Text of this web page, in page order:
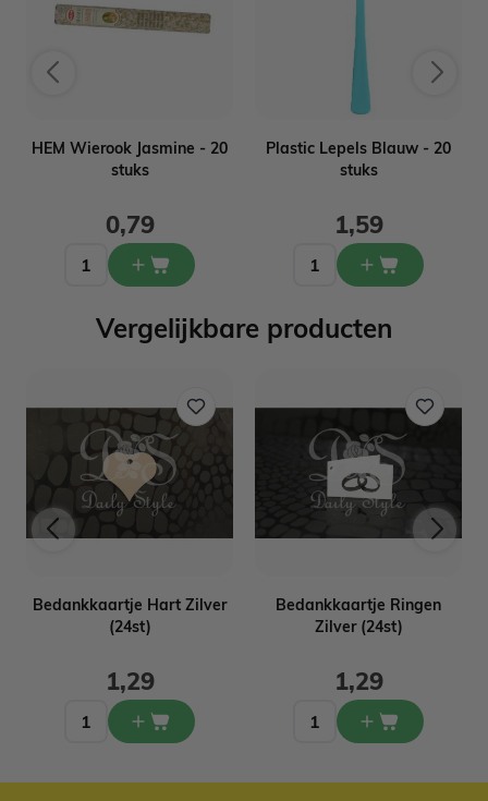
HEM Wierook Jasmine - 20
stuks
0,79
Plastic Lepels Blauw - 20
stuks
1,59
Vergelijkbare producten
Bedankkaartje Hart Zilver
(24st)
1,29
Bedankkaartje Ringen
Zilver (24st)
1,29